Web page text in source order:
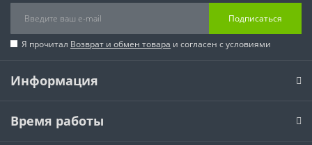
Подписаться
Я прочитал Возврат и обмен товара и согласен с условиями
Информация
Время работы